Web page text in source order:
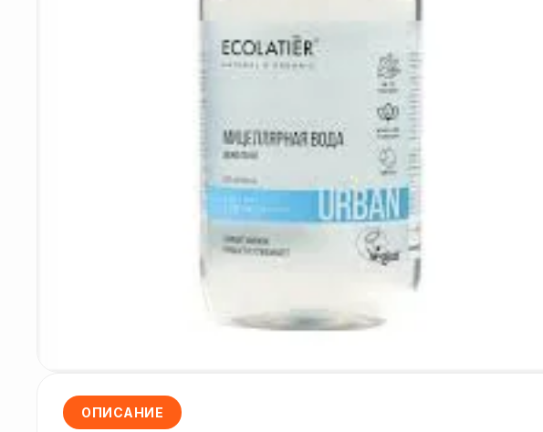
ОПИСАНИЕ